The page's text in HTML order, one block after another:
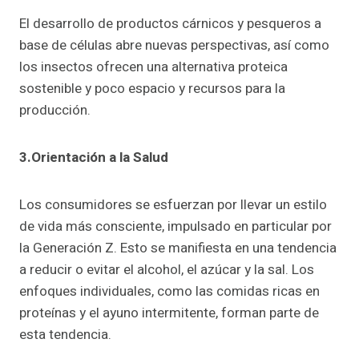
El desarrollo de productos cárnicos y pesqueros a
base de células abre nuevas perspectivas, así como
los insectos ofrecen una alternativa proteica
sostenible y poco espacio y recursos para la
producción.
3.Orientación a la Salud
Los consumidores se esfuerzan por llevar un estilo
de vida más consciente, impulsado en particular por
la Generación Z. Esto se manifiesta en una tendencia
a reducir o evitar el alcohol, el azúcar y la sal. Los
enfoques individuales, como las comidas ricas en
proteínas y el ayuno intermitente, forman parte de
esta tendencia.